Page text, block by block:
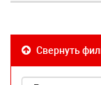
Свернуть